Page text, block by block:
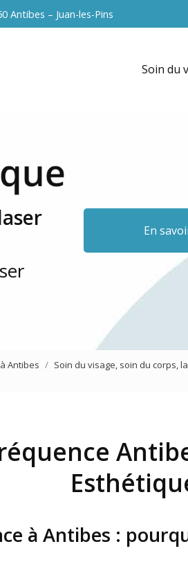
Antibes – Juan-les-Pins
Soin du
La
Jet Peel
En
Antibes
Soin du visage, soin du corps,
à Antibes :